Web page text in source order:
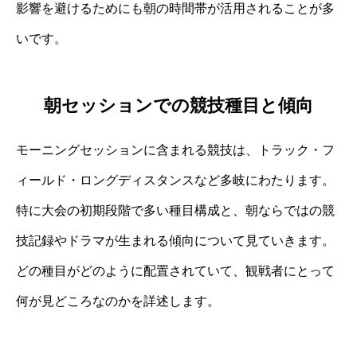
影響を避けるためにも朝の時間帯が活用されることが多
いです。
朝セッションでの競技種目と傾向
モーニングセッションに含まれる競技は、トラック・フ
ィールド・ロングディスタンスなど多岐にわたります。
特に大会の初期段階で多い種目構成と、朝ならではの競
技記録やドラマが生まれる傾向について見ていきます。
どの種目がどのように配置されていて、観戦者にとって
何が見どころなのかを詳述します。